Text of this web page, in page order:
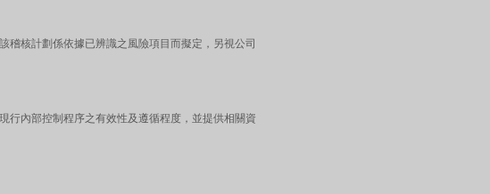
稽核計劃係依據已辨識之風險項目而擬定，另視公司
行內部控制程序之有效性及遵循程度，並提供相關資